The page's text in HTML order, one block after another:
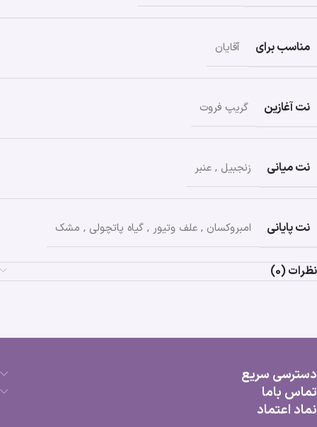
مناسب برای آقایان
نت آغازین گریپ فروت
نت میانی زنجبیل , عنبر
نت پایانی امبروکسان , علف وتیور , گیاه پاتچولی , مشک
نظرات (0)
دسترسی سریع
تماس باما
نماد اعتماد